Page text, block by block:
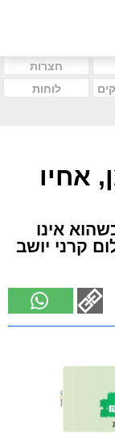
חצרות
לוחות
אחיו
אינו
קרני יושב